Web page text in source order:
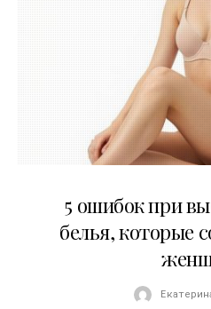
5 ошибок при
белья, которые